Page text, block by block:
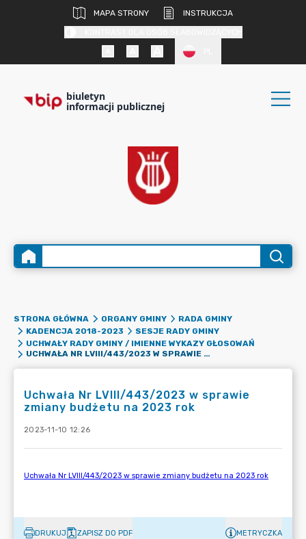
MAPA STRONY
INSTRUKCJA
biuletyn
informacji publicznej
STRONA GŁÓWNA ORGANY GMINY
RADA GMINY
KADENCJA 2018-2023
SESJE RADY GMINY
UCHWAŁY RADY GMINY / IMIENNE WYKAZY GŁOSOWAŃ
UCHWAŁA NR LVIII/443/2023 W SPRAWIE ZMIANY BUDŻETU NA 2023 ROK
Uchwała Nr LVIII/443/2023 w sprawie
zmiany budżetu na 2023 rok
2023-11-10 12:26
DRUKUJ ZAPISZ DO PDF METRYCZKA